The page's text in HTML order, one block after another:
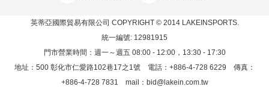
英蒂亞國際貿易有限公司 COPYRIGHT © 2014 LAKEINSPORTS.
統一編號: 12981915
門市營業時間：週一～週五 08:00 - 12:00，13:30 - 17:30
地址：500 彰化市仁愛路102巷17之1號 電話：+886-4-728 6229 傳真：
+886-4-728 7831 mail： bid@lakein.com.tw